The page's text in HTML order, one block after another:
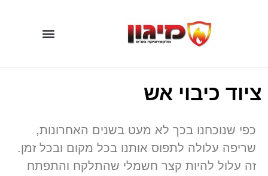
ציוד כיבוי אש
כפי שנוכחנו בכך לא מעט בשנים האחרונות,
שריפה עלולה לתפוס אותנו בכל מקום ובכל זמן.
זה עלול להיות קצר חשמלי שהתלקח והתפתח